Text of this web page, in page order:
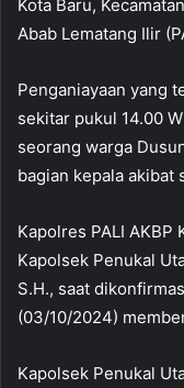
Kota Baru,
Abab Lematang Ilir
Penganiayaan yang
sekitar pukul 14.00
seorang warga
bagian kepala akibat
Kapolres PALI AKBP
Kapolsek Penukal
S.H., saat
(03/10/2024)
Kapolsek Penukal